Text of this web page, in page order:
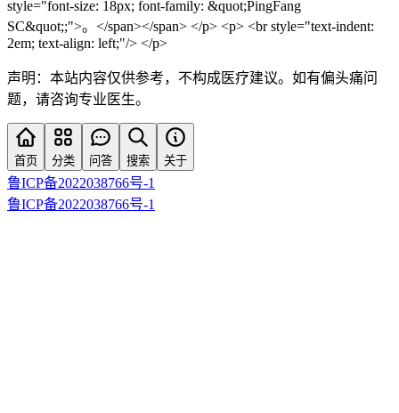
style="font-size: 18px; font-family: &quot;PingFang
SC&quot;;">。</span></span> </p> <p> <br style="text-indent:
2em; text-align: left;"/> </p>
声明：本站内容仅供参考，不构成医疗建议。如有偏头痛问
题，请咨询专业医生。
首页 分类 问答 搜索 关于
鲁ICP备2022038766号-1
鲁ICP备2022038766号-1